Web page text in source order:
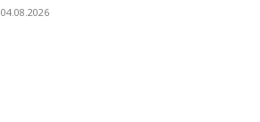
04.08.2026